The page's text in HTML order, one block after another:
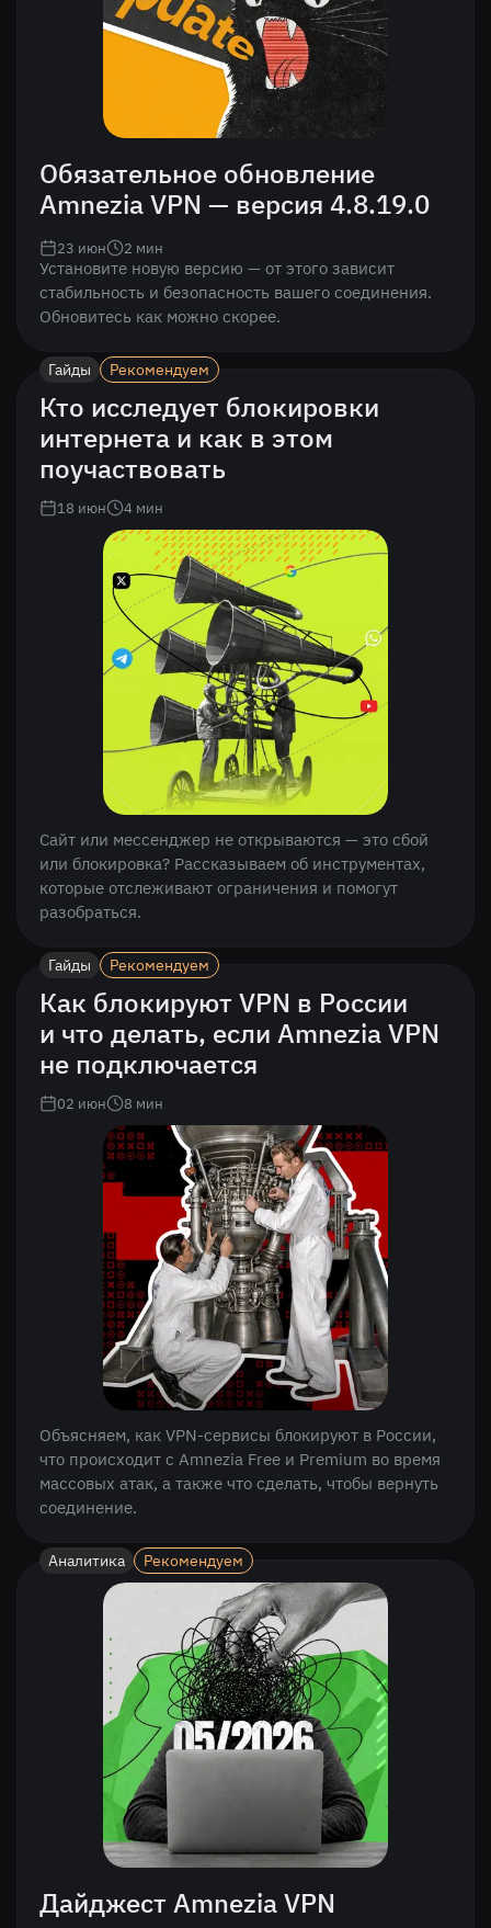
Обязательное обновление
Amnezia VPN — версия 4.8.19.0
Установите новую версию — от этого зависит
стабильность и безопасность вашего соединения.
Обновитесь как можно скорее.
23 июн 2 мин
Гайды Рекомендуем
Кто исследует блокировки
интернета и как в этом
поучаствовать
18 июн 4 мин
Сайт или мессенджер не открываются — это сбой
или блокировка? Рассказываем об инструментах,
которые отслеживают ограничения и помогут
разобраться.
Гайды Рекомендуем
Как блокируют VPN в России
и что делать, если Amnezia VPN
не подключается
02 июн 8 мин
Объясняем, как VPN-сервисы блокируют в России,
что происходит с Amnezia Free и Premium во время
массовых атак, а также что сделать, чтобы вернуть
соединение.
Аналитика Рекомендуем
Дайджест Amnezia VPN